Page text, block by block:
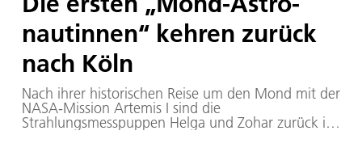
nau­tin­nen“ keh­ren zu­rück
nach Köln
Nach ihrer historischen Reise um den Mond mit der
NASA-Mission Artemis I sind die
Strahlungsmesspuppen Helga und Zohar zurück in